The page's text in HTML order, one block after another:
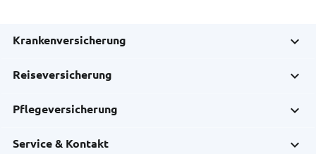
Krankenversicherung
Reiseversicherung
Pflegeversicherung
Service & Kontakt